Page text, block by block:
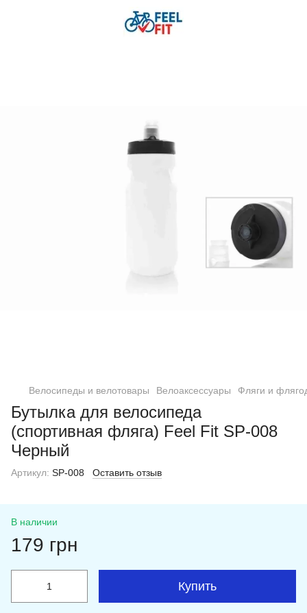
Велосипеды и велотовары Велоаксессуары Фляги и
Бутылка для велосипеда
(спортивная фляга) Feel Fit SP-008
Черный
Артикул: SP-008 Оставить отзыв
В наличии
179 грн
Купить